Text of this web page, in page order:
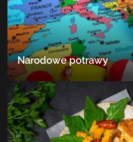
Narodowe potrawy